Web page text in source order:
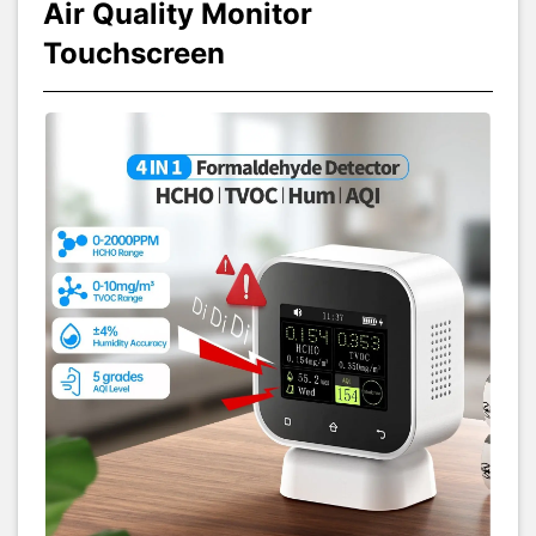
Air Quality Monitor
Touchscreen
dụng để đảm bảo máy hoạt động tốt. Các máy sử dụng pin
sạc đầy pin tối thiểu 1 tháng 1 lần để tránh chai pin.
Mọi thắc mắc kỹ thuật, liên hệ tư vấn xin gửi về Zalo:
Điện tử và Robot.
Quality Monitor Touchscreenlà thiết bị đo chất lượng không khí
trong nhà thông minh, chuyên dùng để giám sát nồng độ
Formaldehyde (HCHO)
theo thời gian thực. Sản phẩm
phù hợp cho gia đình, văn phòng, phòng mới xây hoặc không gian
kín, giúp người dùng kiểm soát và cải thiện môi trường sống an
toàn, lành mạnh hơn.
Máy đo chất lượng không khí FNIRSI® SFD-02 4-IN-1 Indoor Air
Quality Monitor Touchscreenđược trang bị màn hình màu cảm
ứng 2.4 inch sắc nét, hiển thị trực quan các thông số như HCHO,
TVOC, độ ẩm, thời gian… SFD-02 còn có khả năng đánh giá mức
độ ô nhiễm không khí theo 5 cấp độ từ “Tốt” đến “Nguy hiểm”, giúp
người dùng nhanh chóng nhận biết tình trạng môi trường.
Ngoài ra,Máy đo chất lượng không khí FNIRSI® SFD-02 4-IN-1
Indoor Air Quality Monitor Touchscreen
tích hợp nhiều tính năng